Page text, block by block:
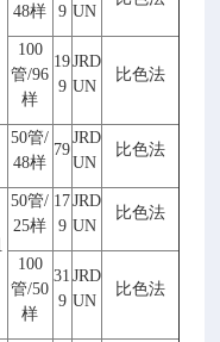
48样
9 UN
100
管/96
样
19
9
JRD
UN
比色法
50管/
48样
79
JRD
UN
比色法
50管/
25样
17
9
JRD
UN
比色法
100
管/50
样
31
9
JRD
UN
比色法